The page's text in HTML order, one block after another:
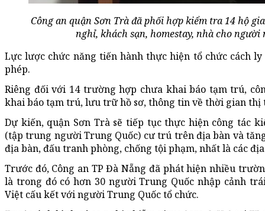
Công an quận Sơn Trà đã phối hợp kiểm tra 14 hộ
nghỉ, khách sạn, homestay, nhà cho người
Lực lược chức năng tiến hành thực hiện tổ chức cách
phép.
Riêng đối với 14 trường hợp chưa khai báo tạm trú,
khai báo tạm trú, lưu trữ hồ sơ, thông tin về thời gian thị
Dự kiến, quận Sơn Trà sẽ tiếp tục thực hiện công tác
(tập trung người Trung Quốc) cư trú trên địa bàn và
địa bàn, đấu tranh phòng, chống tội phạm, nhất là các
Trước đó, Công an TP Đà Nẵng đã phát hiện nhiều
là trong đó có hơn 30 người Trung Quốc nhập cảnh
Việt cấu kết với người Trung Quốc tổ chức.